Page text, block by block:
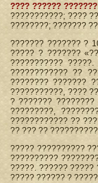
???? ?????? ???????
???????????; ????
????????; ???????
??????? ??????? ?
????? ? ???????
???????????
???????????? ??
???????? ???????
???????????, ????
? ???????
?????????,
???????????? ??
?? ??? ??
????? ??????????
??????????
?????. ?????? ?????
????? ?????? ?